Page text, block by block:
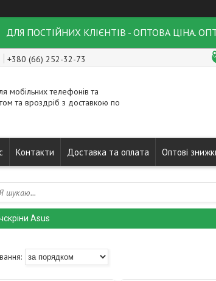
ДЛЯ ПОСТІЙНИХ КЛІЄНТІВ - ОПТОВА ЦІНА.
+380 (66) 252-32-73
мобільних телефонів та
та вроздріб з доставкою по
Контакти Доставка та оплата Оптові
Asus